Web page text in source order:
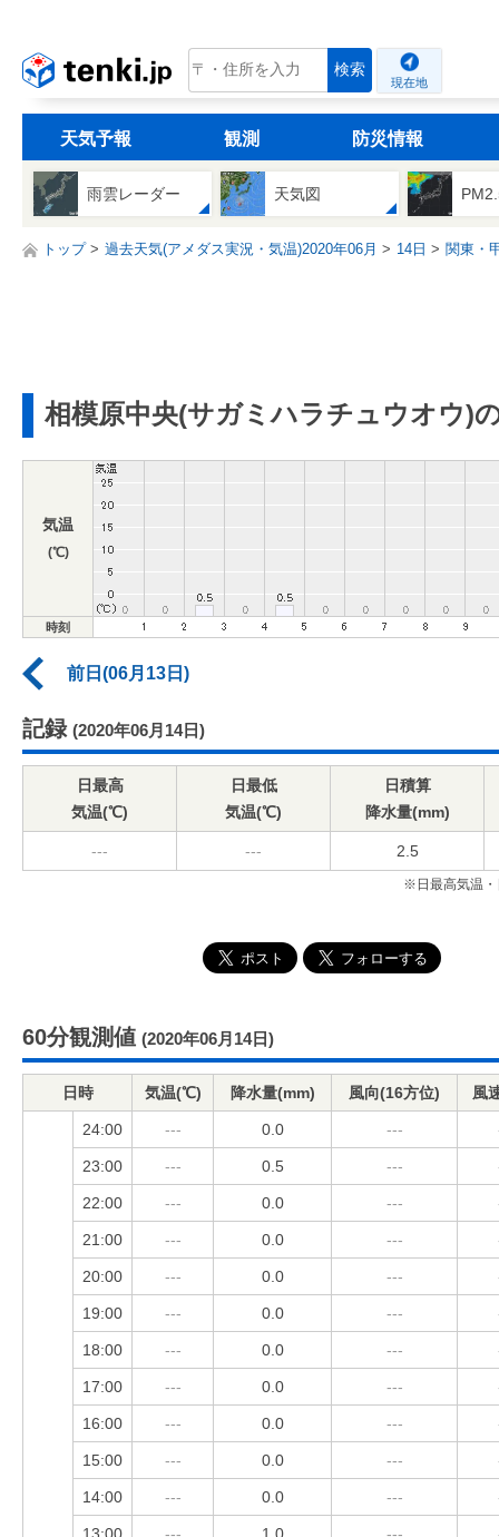
tenki.jp 検索
現在地
天気予報 観測 防災情報
雨雲レーダー 天気図
トップ 過去天気(アメダス実況・気温)2020年06月 14日 関東・
相模原中央(サガミハラチュウオウ)
気温
(℃)
時刻
前日(06月13日)
記録 (2020年06月14日)
日最高
気温(℃)
日最低
気温(℃)
日積算
降水量(mm)
--- --- 2.5
※日最高気温・
60分観測値 (2020年06月14日)
日時 気温(℃) 降水量(mm) 風向(16方位) 風
24:00 --- 0.0 ---
23:00 --- 0.5 ---
22:00 --- 0.0 ---
21:00 --- 0.0 ---
20:00 --- 0.0 ---
19:00 --- 0.0 ---
18:00 --- 0.0 ---
17:00 --- 0.0 ---
16:00 --- 0.0 ---
15:00 --- 0.0 ---
14:00 --- 0.0 ---
13:00 --- 1.0 ---